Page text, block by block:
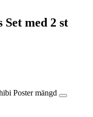
med 2 st
Poster mängd